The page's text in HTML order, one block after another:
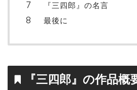
『三四郎』の名言
最後に
『三四郎』の作品概